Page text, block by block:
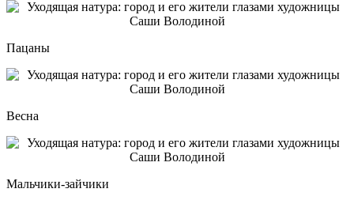
Пацаны
Весна
Мальчики-зайчики